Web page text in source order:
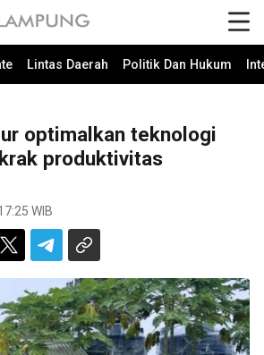
Lintas Daerah Politik Dan Hukum
optimalkan teknologi
produktivitas
WIB